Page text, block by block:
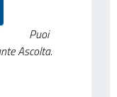
Puoi
Ascolta.